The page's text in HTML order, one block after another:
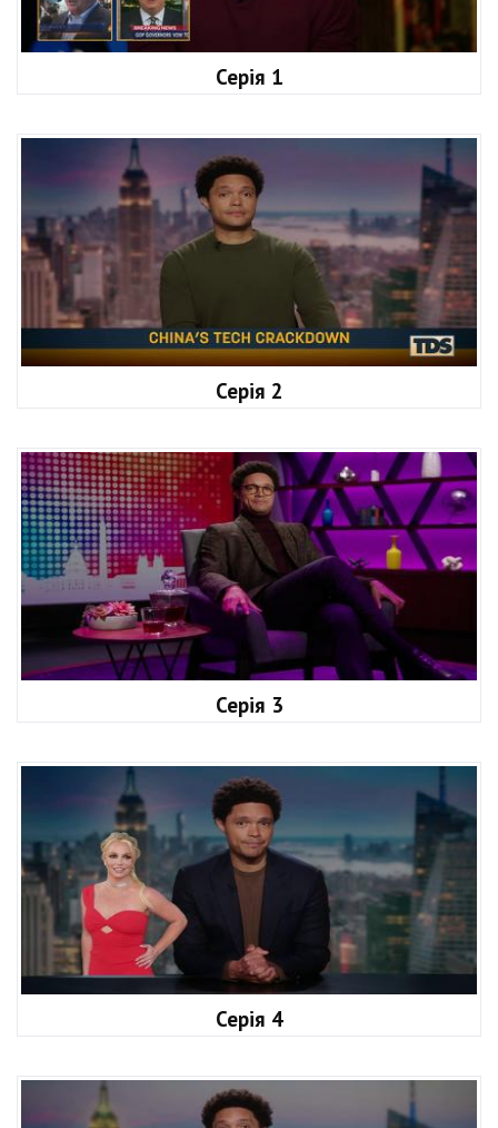
Серія 1
Серія 2
Серія 3
Серія 4